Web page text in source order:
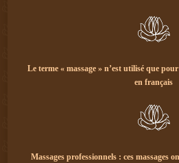
Le terme « massage » n’est utilisé que
en français
Massages professionnels : ces massages